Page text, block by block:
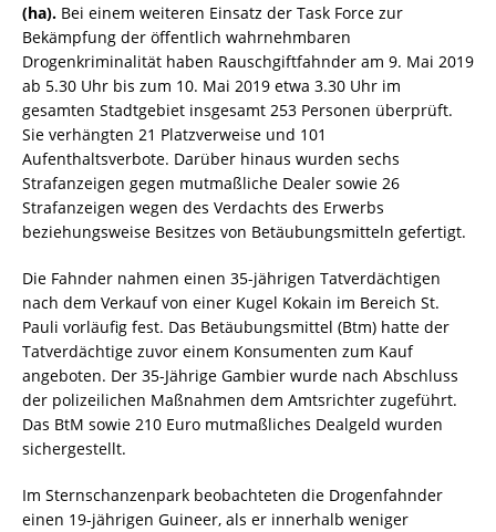
(ha). Bei einem weiteren Einsatz der Task Force zur
Bekämpfung der öffentlich wahrnehmbaren
Drogenkriminalität haben Rauschgiftfahnder am 9. Mai 2019
ab 5.30 Uhr bis zum 10. Mai 2019 etwa 3.30 Uhr im
gesamten Stadtgebiet insgesamt 253 Personen überprüft.
Sie verhängten 21 Platzverweise und 101
Aufenthaltsverbote. Darüber hinaus wurden sechs
Strafanzeigen gegen mutmaßliche Dealer sowie 26
Strafanzeigen wegen des Verdachts des Erwerbs
beziehungsweise Besitzes von Betäubungsmitteln gefertigt.
Die Fahnder nahmen einen 35-jährigen Tatverdächtigen
nach dem Verkauf von einer Kugel Kokain im Bereich St.
Pauli vorläufig fest. Das Betäubungsmittel (Btm) hatte der
Tatverdächtige zuvor einem Konsumenten zum Kauf
angeboten. Der 35-Jährige Gambier wurde nach Abschluss
der polizeilichen Maßnahmen dem Amtsrichter zugeführt.
Das BtM sowie 210 Euro mutmaßliches Dealgeld wurden
sichergestellt.
Im Sternschanzenpark beobachteten die Drogenfahnder
einen 19-jährigen Guineer, als er innerhalb weniger